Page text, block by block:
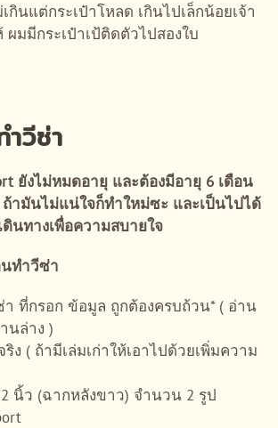
กินแต่กระเป๋าโหลด เกินไปเล็กน้อยเจ้า
มมีกระเป๋าเป้ติดตัวไปสองใบ
วีซ่า
ยังไม่หมดอายุ และต้องมีอายุ 6 เดือน
ามันไม่แน่ใจก็ทำใหม่ซะ และเป็นไปได้
นทางเพื่อความสบายใจ
นทำวีซ่า
ที่กรอก ข้อมูล ถูกต้องครบถ้วน* ( อ่าน
นล่าง )
ริง ( ถ้ามีเล่มเก่าให้เอาไปด้วยเพิ่มความ
นิ้ว (ฉากหลังขาว) จำนวน 2 รูป